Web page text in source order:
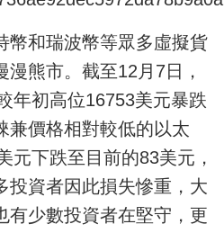
幣和瑞波幣等眾多虛擬貨
熊市。截至12月7日，
年初高位16753美元暴跌
兼價格相對較低的以太
元下跌至目前的83美元，
投資者因此損失慘重，大
有少數投資者在堅守，更